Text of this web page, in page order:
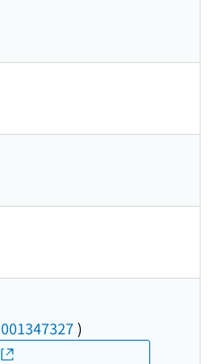
001347327 )